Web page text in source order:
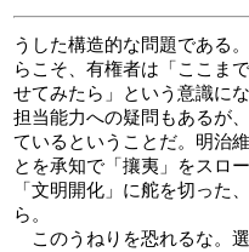
うした構造的な問題である
らこそ、有権者は「ここま
せてみたら」という意識に
担当能力への疑問もあるが
ているということだ。明治
とを承知で「攘夷」をスロ
「文明開化」に舵を切った
ら。
このうねりを恐れるな。